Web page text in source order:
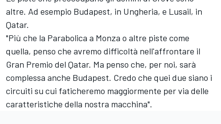
altre. Ad esempio Budapest, in Ungheria, e Lusail, in
Qatar.
"Più che la Parabolica a Monza o altre piste come
quella, penso che avremo difficoltà nell'affrontare il
Gran Premio del Qatar. Ma penso che, per noi, sarà
complessa anche Budapest. Credo che quei due siano i
circuiti su cui faticheremo maggiormente per via delle
caratteristiche della nostra macchina".